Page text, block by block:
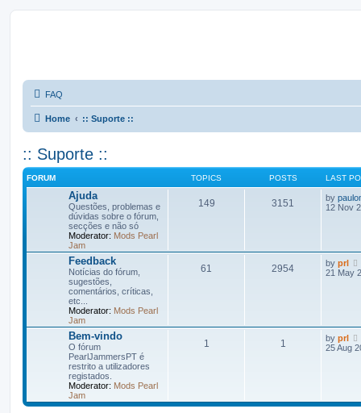
FAQ
Home :: Suporte ::
:: Suporte ::
FORUM TOPICS POSTS LAST
Ajuda
Questões, problemas e
dúvidas sobre o fórum,
secções e não só
Moderator: Mods Pearl
Jam
149 3151 by
12 Nov
Feedback
Notícias do fórum,
sugestões,
comentários, críticas,
etc...
Moderator: Mods Pearl
Jam
61 2954 by prl
21 May
Bem-vindo
O fórum
PearlJammersPT é
restrito a utilizadores
registados.
Moderator: Mods Pearl
Jam
1 1 by prl
25 Aug